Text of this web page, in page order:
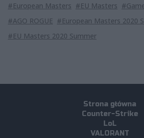
#European Masters #EU Masters
#AGO ROGUE #European Masters 2020
#EU Masters 2020 Summer
Strona główna
Counter-Strike
LoL
VALORANT